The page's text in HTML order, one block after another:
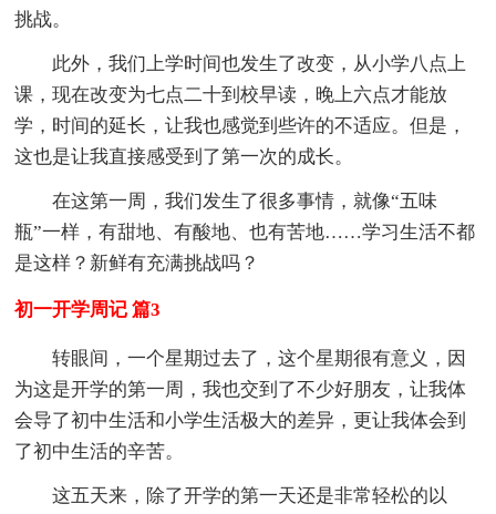
挑战。
此外，我们上学时间也发生了改变，从小学八点上
课，现在改变为七点二十到校早读，晚上六点才能放
学，时间的延长，让我也感觉到些许的不适应。但是，
这也是让我直接感受到了第一次的成长。
在这第一周，我们发生了很多事情，就像“五味
瓶”一样，有甜地、有酸地、也有苦地……学习生活不都
是这样？新鲜有充满挑战吗？
初一开学周记 篇3
转眼间，一个星期过去了，这个星期很有意义，因
为这是开学的第一周，我也交到了不少好朋友，让我体
会导了初中生活和小学生活极大的差异，更让我体会到
了初中生活的辛苦。
这五天来，除了开学的第一天还是非常轻松的以